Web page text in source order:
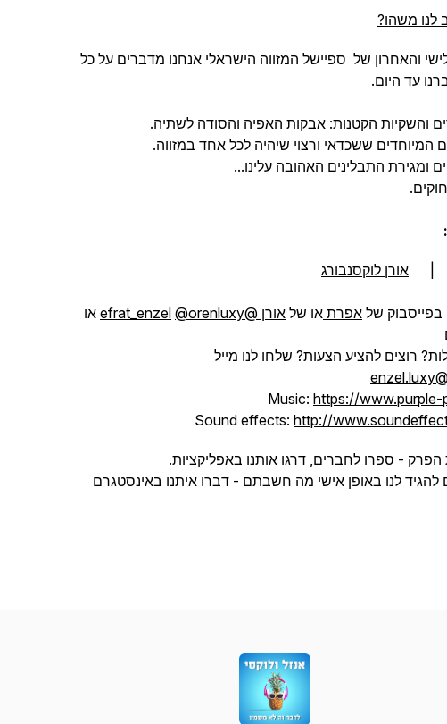
לנו משהו?
והאחרון של ספיישל המזווה הישראלי אנחנו מדברים על כל
עד היום.
והשקיות הקטנות: אבקות האפיה והסודה לשתיה.
המיוחדים ששכדאי ורצוי שיהיה לכל אחד במזווה.
ומגירת התבלינים האהובה עלינו...
אורן לוקסנבורג
בפייסבוק של אפרת או של אורן @efrat_enzel
@orenluxy
או
רוצים להציע הצעות? שלחו לנו מייל
Music: https://www.purple-
Sound effects: http://
- ספרו לחברים, דרגו אותנו באפליקציות.
לנו באופן אישי מה חשבתם - דברו איתנו באינסטגרם